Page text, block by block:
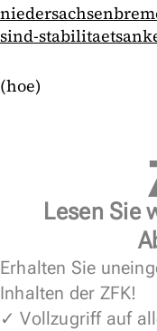
sind-
(hoe)
Lesen Sie
Erhalten Sie
Inhalten der ZFK!
✓ Vollzugriff auf